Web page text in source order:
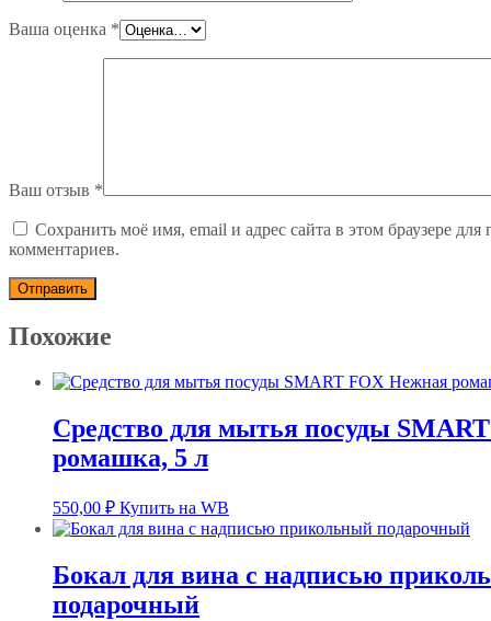
Ваша оценка *
Ваш отзыв *
Сохранить моё имя, email и адрес сайта в этом браузере
комментариев.
Похожие
Средство для мытья посуды
ромашка, 5 л
550,00 ₽ Купить на WB
Бокал для вина с надписью
подарочный